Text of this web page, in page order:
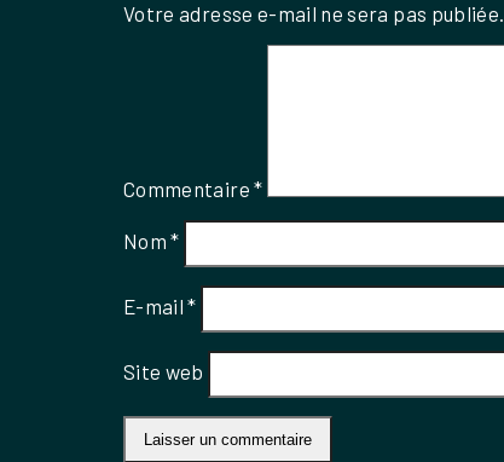
Votre adresse e-mail ne sera pas publiée.
Commentaire*
Nom*
E-mail*
Site web